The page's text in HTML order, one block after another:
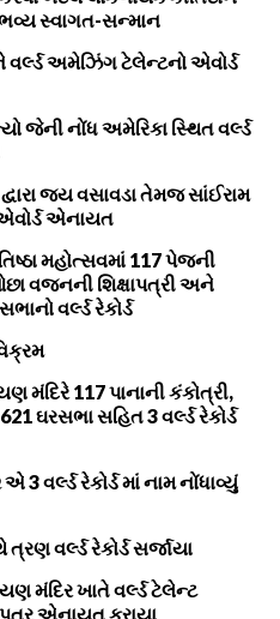
ભવ્ય સ્વાગત-સન્માન
વર્લ્ડ અમેઝિંગ ટેલેન્ટનો એવોર્ડ
જેની નોંધ અમેરિકા સ્થિત વર્લ્ડ
જય વસાવડા તેમજ સાંઈરામ
એનાયત
મહોત્સવમાં 117 પેજની
વજનની શિક્ષાપત્રી અને
વર્લ્ડ રેકોર્ડ
મંદિરે 117 પાનાની કંકોત્રી,
ઘરસભા સહિત 3 વર્લ્ડ રેકોર્ડ
3 વર્લ્ડ રેકોર્ડ માં નામ નોંધાવ્યું
વર્લ્ડ રેકોર્ડ સર્જાયા
મંદિર ખાતે વર્લ્ડ ટેલેન્ટ
એનાયત કરાયા